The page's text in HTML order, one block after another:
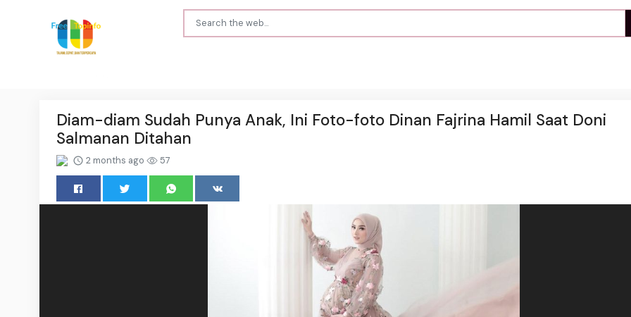
Diam-diam Sudah Punya Anak, Ini Foto-foto Dinan Fajrina Hamil Saat Doni
Salmanan Ditahan
2 months ago 57